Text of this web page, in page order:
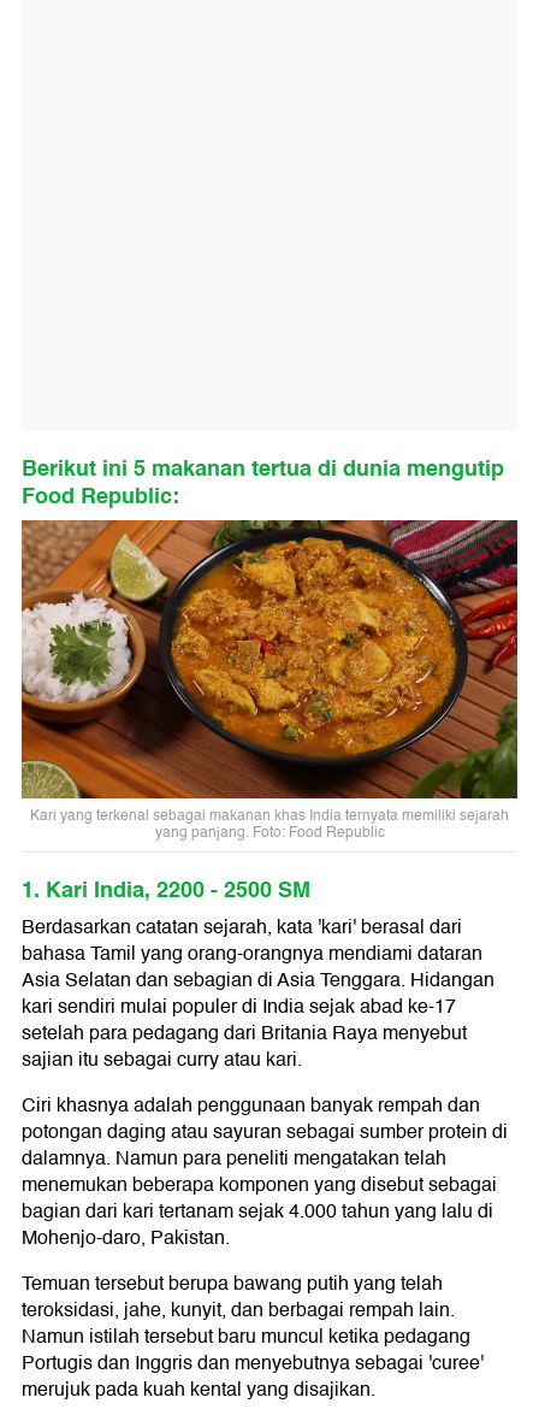
Berikut ini 5 makanan tertua di dunia mengutip
Food Republic:
Kari yang terkenal sebagai makanan khas India ternyata memiliki sejarah
yang panjang. Foto: Food Republic
1. Kari India, 2200 - 2500 SM
Berdasarkan catatan sejarah, kata 'kari' berasal dari
bahasa Tamil yang orang-orangnya mendiami dataran
Asia Selatan dan sebagian di Asia Tenggara. Hidangan
kari sendiri mulai populer di India sejak abad ke-17
setelah para pedagang dari Britania Raya menyebut
sajian itu sebagai curry atau kari.
Ciri khasnya adalah penggunaan banyak rempah dan
potongan daging atau sayuran sebagai sumber protein di
dalamnya. Namun para peneliti mengatakan telah
menemukan beberapa komponen yang disebut sebagai
bagian dari kari tertanam sejak 4.000 tahun yang lalu di
Mohenjo-daro, Pakistan.
Temuan tersebut berupa bawang putih yang telah
teroksidasi, jahe, kunyit, dan berbagai rempah lain.
Namun istilah tersebut baru muncul ketika pedagang
Portugis dan Inggris dan menyebutnya sebagai 'curee'
merujuk pada kuah kental yang disajikan.